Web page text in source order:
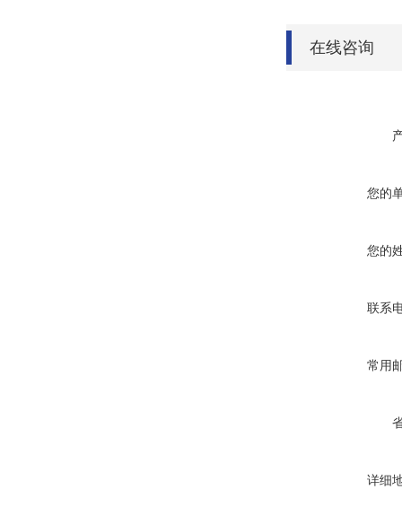
在线咨询
您的
您的
联系
常用
详细